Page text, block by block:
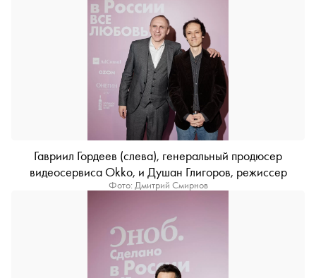
Гавриил Гордеев (слева), генеральный продюсер
видеосервиса Okko, и Душан Глигоров, режиссер
Фото: Дмитрий Смирнов